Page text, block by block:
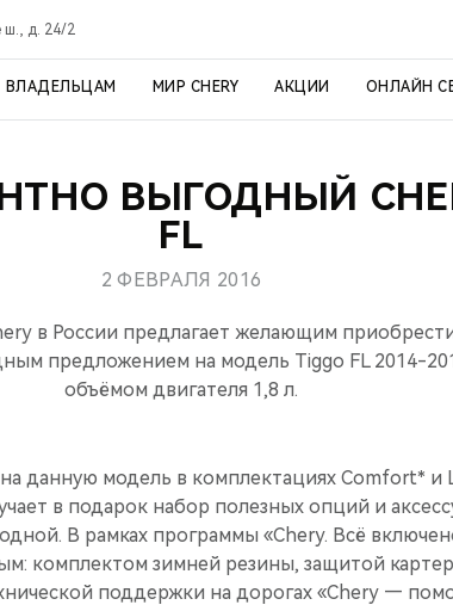
ш., д. 24/2
ВЛАДЕЛЬЦАМ МИР CHERY АКЦИИ ОНЛАЙН
ВЫГОДНЫЙ
FL
2 ФЕВРАЛЯ 2016
в России предлагает желающим
предложением на модель Tiggo FL 2014-
объёмом двигателя 1,8 л.
данную модель в комплектациях Comfort* и
в подарок набор полезных опций и
В рамках программы «Chery. Всё
комплектом зимней резины, защитой
поддержки на дорогах «Chery —